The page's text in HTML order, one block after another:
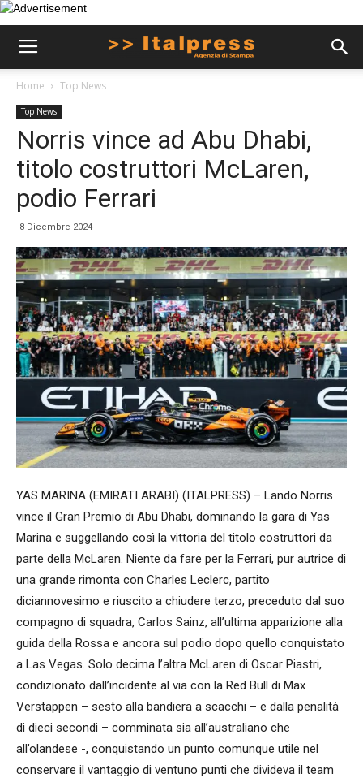
Home Top News
Top News
Norris vince ad Abu Dhabi,
titolo costruttori McLaren,
podio Ferrari
8 Dicembre 2024
YAS MARINA (EMIRATI ARABI) (ITALPRESS) – Lando Norris
vince il Gran Premio di Abu Dhabi, dominando la gara di Yas
Marina e suggellando così la vittoria del titolo costruttori da
parte della McLaren. Niente da fare per la Ferrari, pur autrice di
una grande rimonta con Charles Leclerc, partito
diciannovesimo e riuscito a chiudere terzo, preceduto dal suo
compagno di squadra, Carlos Sainz, all’ultima apparizione alla
guida della Rossa e ancora sul podio dopo quello conquistato
a Las Vegas. Solo decima l’altra McLaren di Oscar Piastri,
condizionato dall’incidente al via con la Red Bull di Max
Verstappen – sesto alla bandiera a scacchi – e dalla penalità
di dieci secondi – comminata sia all’australiano che
all’olandese -, conquistando un punto comunque utile nel
conservare il vantaggio di ventuno punti che divideva il team